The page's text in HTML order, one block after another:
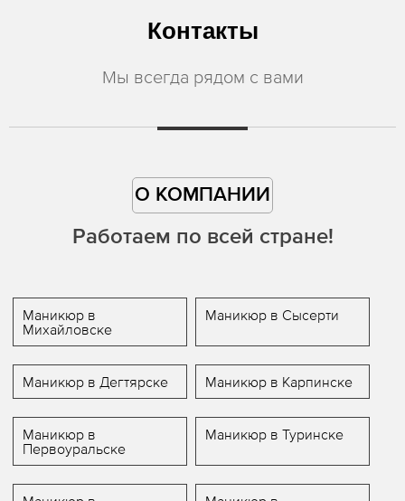
Контакты
Мы всегда рядом с вами
О КОМПАНИИ
Работаем по всей стране!
Маникюр в
Михайловске
Маникюр в Сысерти
Маникюр в Дегтярске Маникюр в Карпинске
Маникюр в
Первоуральске
Маникюр в Туринске